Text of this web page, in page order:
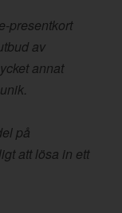
presentkort
av
annat
på
att lösa in ett